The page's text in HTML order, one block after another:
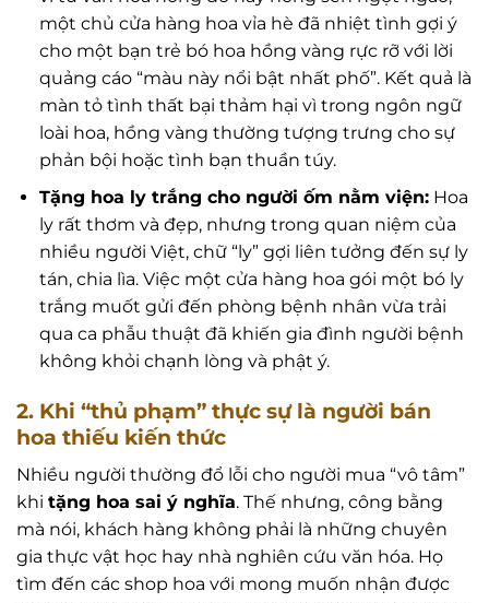
một chủ cửa hàng hoa vỉa hè đã nhiệt tình gợi ý
cho một bạn trẻ bó hoa hồng vàng rực rỡ với lời
quảng cáo “màu này nổi bật nhất phố”. Kết quả là
màn tỏ tình thất bại thảm hại vì trong ngôn ngữ
loài hoa, hồng vàng thường tượng trưng cho sự
phản bội hoặc tình bạn thuần túy.
Tặng hoa ly trắng cho người ốm nằm viện:Hoa
ly rất thơm và đẹp, nhưng trong quan niệm của
nhiều người Việt, chữ “ly” gợi liên tưởng đến sự ly
tán, chia lìa. Việc một cửa hàng hoa gói một bó ly
trắng muốt gửi đến phòng bệnh nhân vừa trải
qua ca phẫu thuật đã khiến gia đình người bệnh
không khỏi chạnh lòng và phật ý.
2. Khi “thủ phạm” thực sự là người bán
hoa thiếu kiến thức
Nhiều người thường đổ lỗi cho người mua “vô tâm”
khi tặng hoa sai ý nghĩa. Thế nhưng, công bằng
mà nói, khách hàng không phải là những chuyên
gia thực vật học hay nhà nghiên cứu văn hóa. Họ
tìm đến các shop hoa với mong muốn nhận được